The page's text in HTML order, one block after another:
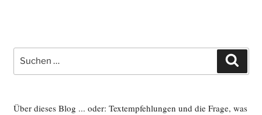
Suche
nach:
Über dieses Blog ... oder: Textempfehlungen und die Frage, was